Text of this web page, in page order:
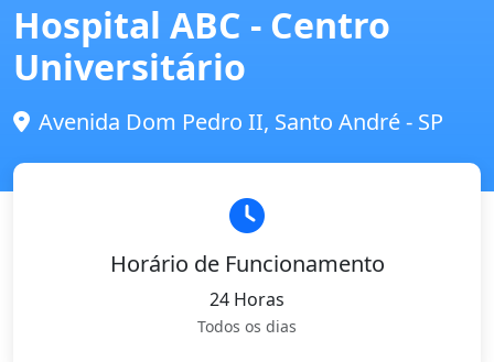
Hospital ABC - Centro
Universitário
Avenida Dom Pedro II, Santo André - SP
Horário de Funcionamento
24 Horas
Todos os dias